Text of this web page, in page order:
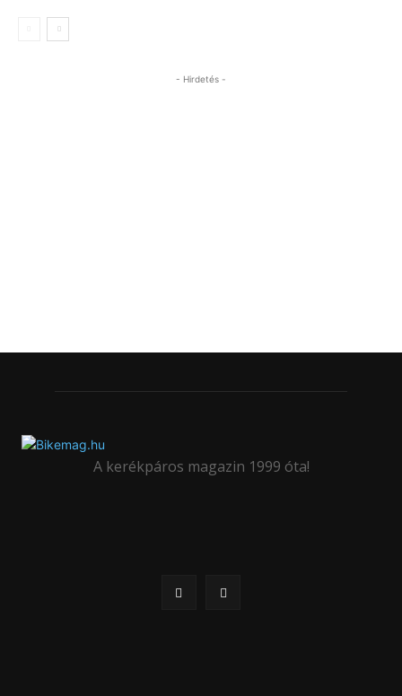
- Hirdetés -
A kerékpáros magazin 1999 óta!